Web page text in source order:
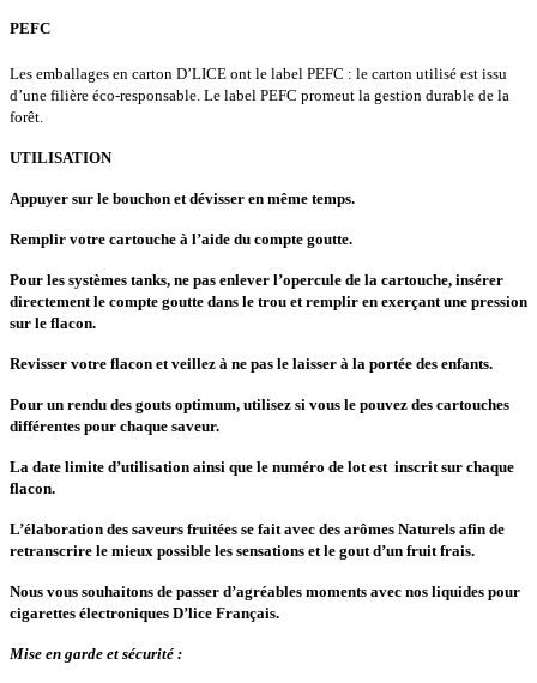
PEFC
Les emballages en carton D’LICE ont le label PEFC : le carton utilisé est issu
d’une filière éco-responsable. Le label PEFC promeut la gestion durable de la
forêt.
UTILISATION
Appuyer sur le bouchon et dévisser en même temps.
Remplir votre cartouche à l’aide du compte goutte.
Pour les systèmes tanks, ne pas enlever l’opercule de la cartouche, insérer
directement le compte goutte dans le trou et remplir en exerçant une pression
sur le flacon.
Revisser votre flacon et veillez à ne pas le laisser à la portée des enfants.
Pour un rendu des gouts optimum, utilisez si vous le pouvez des cartouches
différentes pour chaque saveur.
La date limite d’utilisation ainsi que le numéro de lot est inscrit sur chaque
flacon.
L’élaboration des saveurs fruitées se fait avec des arômes Naturels afin de
retranscrire le mieux possible les sensations et le gout d’un fruit frais.
Nous vous souhaitons de passer d’agréables moments avec nos liquides pour
cigarettes électroniques D’lice Français.
Mise en garde et sécurité :